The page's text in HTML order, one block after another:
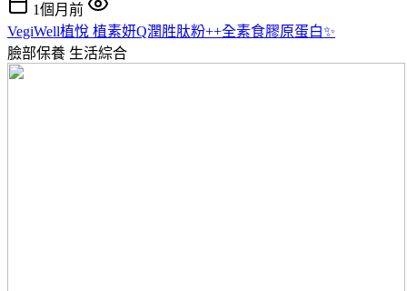
1個月前
VegiWell植悅 植素妍Q潤胜肽粉++全素食膠原蛋白✨
臉部保養 生活綜合